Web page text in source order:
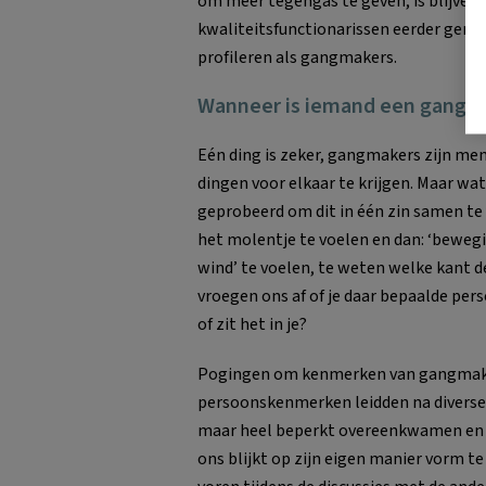
kwaliteitsfunctionarissen eerder
profileren als gangmakers.
Wanneer is iemand een
Eén ding is zeker, gangmakers zijn
dingen voor elkaar te krijgen. Maar
geprobeerd om dit in één zin samen
het molentje te voelen en dan:
wind’ te voelen, te weten welke kant
vroegen ons af of je daar bepaalde
of zit het in je?
Pogingen om kenmerken van
persoonskenmerken leidden na
maar heel beperkt overeenkwamen
ons blijkt op zijn eigen manier vorm